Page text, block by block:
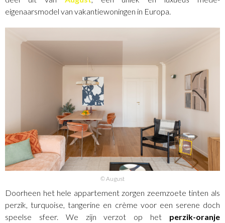
eigenaarsmodel van vakantiewoningen in Europa.
© August
Doorheen het hele appartement zorgen zeemzoete tinten als
perzik, turquoise, tangerine en crème voor een serene doch
speelse sfeer. We zijn verzot op het perzik-oranje